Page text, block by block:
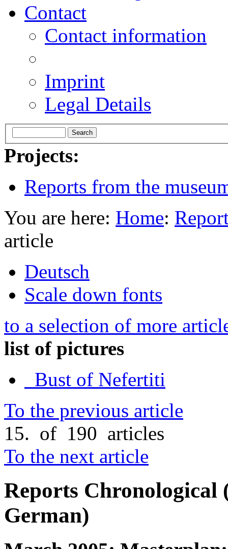
Contact
Contact information
Imprint
Legal Details
Projects:
Reports from the
You are here: Home:
article
Deutsch
Scale down fonts
to a selection of more
list of pictures
Bust of Nefertiti
To the previous article
15. of 190 articles
To the next article
Reports Chronological
German)